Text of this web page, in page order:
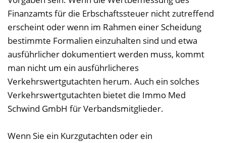
Finanzamts für die Erbschaftssteuer nicht zutreffend
erscheint oder wenn im Rahmen einer Scheidung
bestimmte Formalien einzuhalten sind und etwa
ausführlicher dokumentiert werden muss, kommt
man nicht um ein ausführlicheres
Verkehrswertgutachten herum. Auch ein solches
Verkehrswertgutachten bietet die Immo Med
Schwind GmbH für Verbandsmitglieder.
Wenn Sie ein Kurzgutachten oder ein